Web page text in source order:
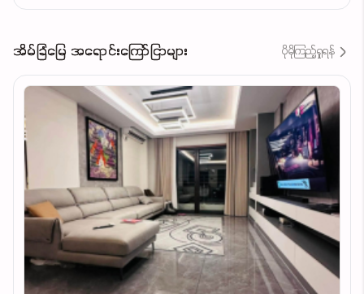
အိမ်ခြံမြေ အရောင်းကြော်ငြာများ ပိုမိုကြည့်ရှုရန်